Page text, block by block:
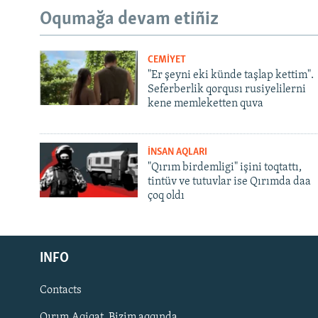
Русский
Українською
QOŞULIÑIZ!
Oqumağa devam etiñiz
CEMİYET
"Er şeyni eki künde taşlap kettim".
Seferberlik qorqusı rusiyelilerni
kene memleketten quva
İNSAN AQLARI
"Qırım birdemligi" işini toqtattı,
tintüv ve tutuvlar ise Qırımda daa
çoq oldı
INFO
Contacts